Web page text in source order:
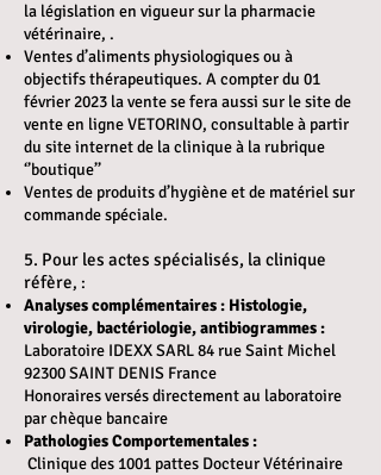
la législation en vigueur sur la pharmacie
vétérinaire, .
Ventes d’aliments physiologiques ou à
objectifs thérapeutiques. A compter du 01
février 2023 la vente se fera aussi sur le site de
vente en ligne VETORINO, consultable à partir
du site internet de la clinique à la rubrique
‘’boutique’’
Ventes de produits d’hygiène et de matériel sur
commande spéciale.
5. Pour les actes spécialisés, la clinique
réfère, :
Analyses complémentaires : Histologie,
virologie, bactériologie, antibiogrammes :
Laboratoire IDEXX SARL 84 rue Saint Michel
92300 SAINT DENIS France
Honoraires versés directement au laboratoire
par chèque bancaire
Pathologies Comportementales :
Clinique des 1001 pattes Docteur Vétérinaire